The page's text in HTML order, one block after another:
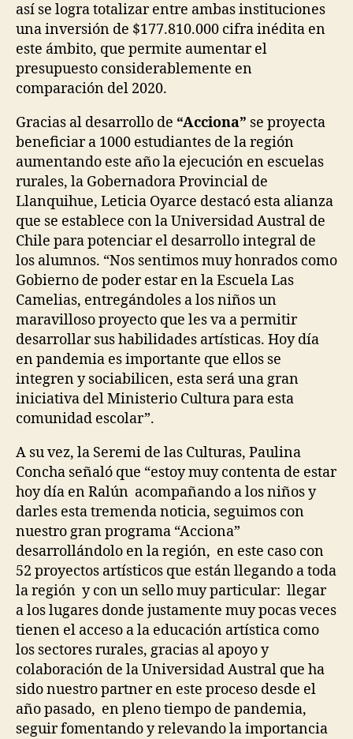
así se logra totalizar entre ambas instituciones
una inversión de $177.810.000 cifra inédita en
este ámbito, que permite aumentar el
presupuesto considerablemente en
comparación del 2020.
Gracias al desarrollo de “Acciona” se proyecta
beneficiar a 1000 estudiantes de la región
aumentando este año la ejecución en escuelas
rurales, la Gobernadora Provincial de
Llanquihue, Leticia Oyarce destacó esta alianza
que se establece con la Universidad Austral de
Chile para potenciar el desarrollo integral de
los alumnos. “Nos sentimos muy honrados como
Gobierno de poder estar en la Escuela Las
Camelias, entregándoles a los niños un
maravilloso proyecto que les va a permitir
desarrollar sus habilidades artísticas. Hoy día
en pandemia es importante que ellos se
integren y sociabilicen, esta será una gran
iniciativa del Ministerio Cultura para esta
comunidad escolar”.
A su vez, la Seremi de las Culturas, Paulina
Concha señaló que “estoy muy contenta de estar
hoy día en Ralún acompañando a los niños y
darles esta tremenda noticia, seguimos con
nuestro gran programa “Acciona”
desarrollándolo en la región, en este caso con
52 proyectos artísticos que están llegando a toda
la región y con un sello muy particular: llegar
a los lugares donde justamente muy pocas veces
tienen el acceso a la educación artística como
los sectores rurales, gracias al apoyo y
colaboración de la Universidad Austral que ha
sido nuestro partner en este proceso desde el
año pasado, en pleno tiempo de pandemia,
seguir fomentando y relevando la importancia